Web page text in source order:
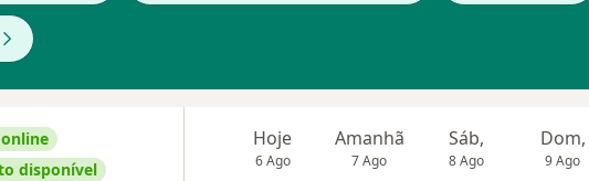
disponível
Hoje
6 Ago
Amanhã
7 Ago
Sáb,
8 Ago
Dom,
9 Ago